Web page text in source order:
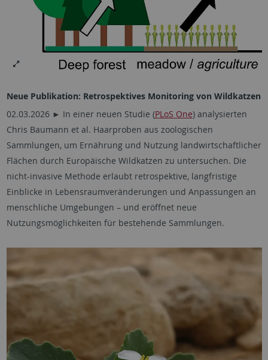
Neue Publikation: Retrospektives Monitoring von Wildkatzen
02.03.2026 ► In einer neuen Studie (PLoS One) analysierten
Chris Baumann et al. Haarproben aus zoologischen
Sammlungen, um Ernährung und Nutzung landwirtschaftlicher
Flächen durch Europäische Wildkatzen zu untersuchen. Die
nicht-invasive Methode erlaubt retrospektive, langfristige
Einblicke in Lebensraumveränderungen und Anpassungen an
menschliche Umgebungen – und eröffnet neue
Nutzungsmöglichkeiten für bestehende Sammlungen.